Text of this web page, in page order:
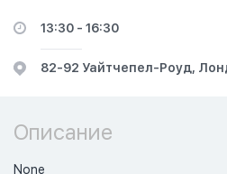
13:30 - 16:30
82-92 Уайтчепел-Роуд,
Описание
None